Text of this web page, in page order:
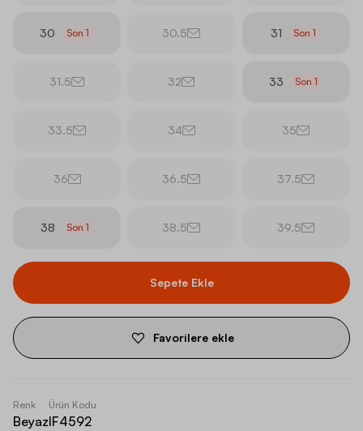
30 Son1 30.5 31 Son1
31.5 32 33 Son1
33.5 34 35
36 36.5 37.5
38 Son 1 38.5 39.5
Sepete Ekle
Favorilere ekle
Renk
Beyaz
Ürün Kodu
IF4592